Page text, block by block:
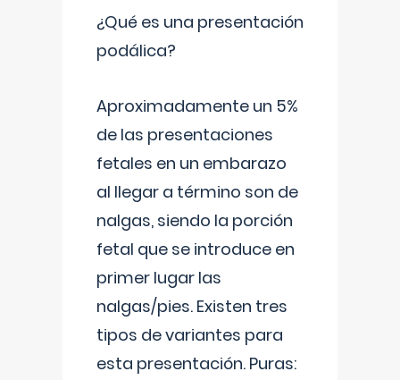
¿Qué es una presentación
podálica?
Aproximadamente un 5%
de las presentaciones
fetales en un embarazo
al llegar a término son de
nalgas, siendo la porción
fetal que se introduce en
primer lugar las
nalgas/pies. Existen tres
tipos de variantes para
esta presentación. Puras: